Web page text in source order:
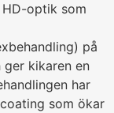
optik som
på
kikaren en
har
som ökar